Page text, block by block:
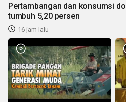
Pertambangan dan konsumsi
tumbuh 5,20 persen
16 jam lalu